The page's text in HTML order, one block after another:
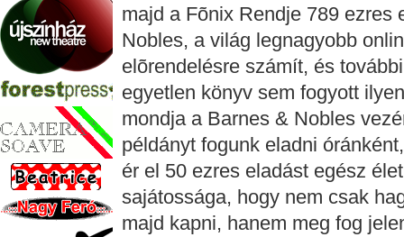
majd a Fõnix Rendje 789 ezres
Nobles, a világ legnagyobb
elõrendelésre számít, és
egyetlen könyv sem fogyott
mondja a Barnes & Nobles
példányt fogunk eladni
ér el 50 ezres eladást egész
sajátossága, hogy nem csak
majd kapni, hanem meg fog